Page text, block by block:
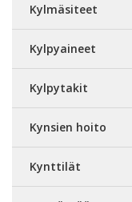
Kylmäsiteet
Kylpyaineet
Kylpytakit
Kynsien hoito
Kynttilät